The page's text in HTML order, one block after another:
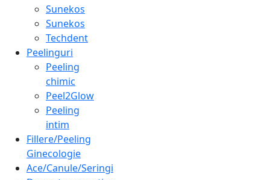
Sunekos
Sunekos
Techdent
Peelinguri
Peeling
chimic
Peel2Glow
Peeling
intim
Fillere/Peeling
Ginecologie
Ace/Canule/Seringi